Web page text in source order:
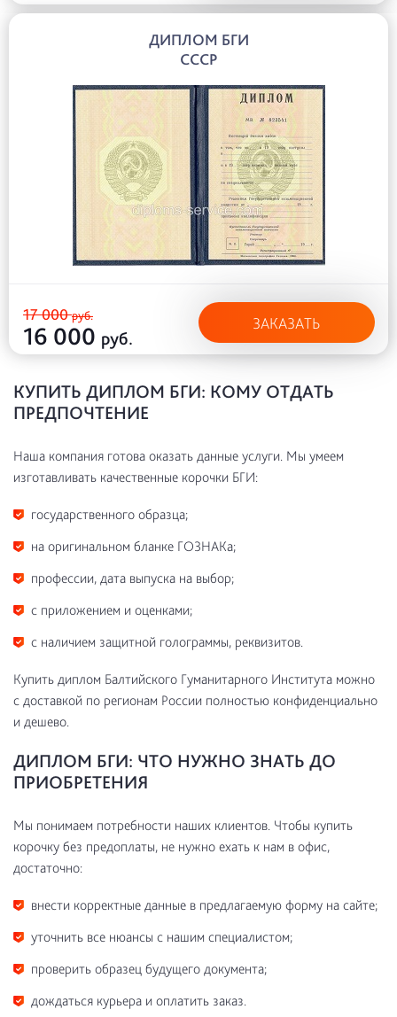
ДИПЛОМ БГИ
СССР
17 000руб.
16 000 руб.
ЗАКАЗАТЬ
КУПИТЬ ДИПЛОМ БГИ: КОМУ ОТДАТЬ
ПРЕДПОЧТЕНИЕ
Наша компания готова оказать данные услуги. Мы умеем
изготавливать качественные корочки БГИ:
государственного образца;
на оригинальном бланке ГОЗНАКа;
профессии, дата выпуска на выбор;
с приложением и оценками;
с наличием защитной голограммы, реквизитов.
Купить диплом Балтийского Гуманитарного Института можно
с доставкой по регионам России полностью конфиденциально
и дешево.
ДИПЛОМ БГИ: ЧТО НУЖНО ЗНАТЬ ДО
ПРИОБРЕТЕНИЯ
Мы понимаем потребности наших клиентов. Чтобы купить
корочку без предоплаты, не нужно ехать к нам в офис,
достаточно:
внести корректные данные в предлагаемую форму на сайте;
уточнить все нюансы с нашим специалистом;
проверить образец будущего документа;
дождаться курьера и оплатить заказ.